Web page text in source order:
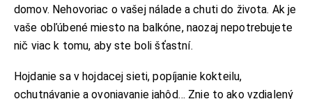
domov. Nehovoriac o vašej nálade a chuti do života. Ak je
vaše obľúbené miesto na balkóne, naozaj nepotrebujete
nič viac k tomu, aby ste boli šťastní.
Hojdanie sa v hojdacej sieti, popíjanie kokteilu,
ochutnávanie a ovoniavanie jahôd… Znie to ako vzdialený